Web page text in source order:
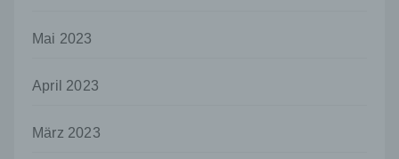
Mai 2023
April 2023
März 2023
Person, Behörde, Einrichtung oder andere
offengelegt werden, unabhängig davon, ob
bestimmten Untersuchungsauftrags nach